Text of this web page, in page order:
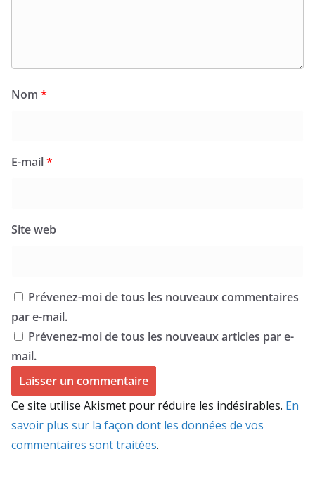
Nom *
E-mail*
Site web
Prévenez-moi de tous les nouveaux commentaires
par e-mail.
Prévenez-moi de tous les nouveaux articles par e-
mail.
Ce site utilise Akismet pour réduire les indésirables. En
savoir plus sur la façon dont les données de vos
commentaires sont traitées.